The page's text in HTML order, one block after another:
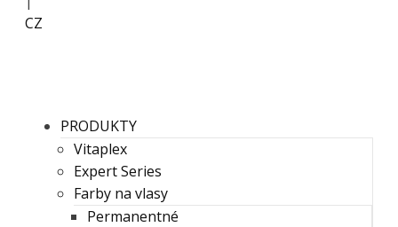
CZ
PRODUKTY
Vitaplex
Expert Series
Farby na vlasy
Permanentné